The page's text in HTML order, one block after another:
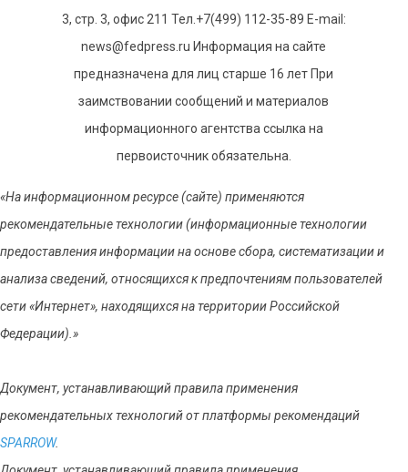
3, стр. 3, офис 211 Тел.+7(499) 112-35-89 E-mail:
news@fedpress.ru Информация на сайте
предназначена для лиц старше 16 лет При
заимствовании сообщений и материалов
информационного агентства ссылка на
первоисточник обязательна.
«На информационном ресурсе (сайте) применяются
рекомендательные технологии (информационные технологии
предоставления информации на основе сбора, систематизации и
анализа сведений, относящихся к предпочтениям пользователей
сети «Интернет», находящихся на территории Российской
Федерации).»
Документ, устанавливающий правила применения
рекомендательных технологий от платформы рекомендаций
SPARROW.